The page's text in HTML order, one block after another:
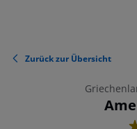
Zurück zur Übersicht